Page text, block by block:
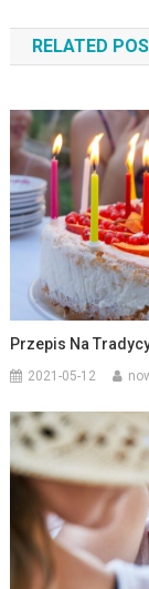
wpisu
RELATED
Przepis Na
2021-05-12